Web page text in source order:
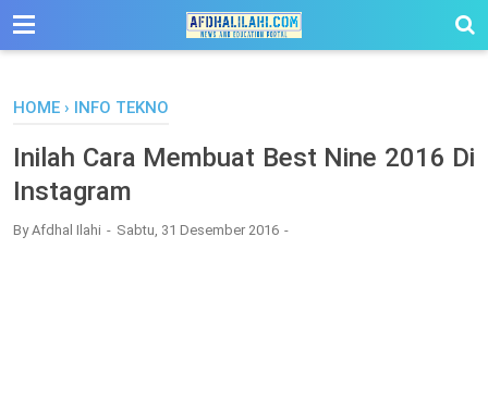
-->
HOME › INFO TEKNO
Inilah Cara Membuat Best Nine 2016 Di
Instagram
ByAfdhal Ilahi Sabtu, 31 Desember 2016